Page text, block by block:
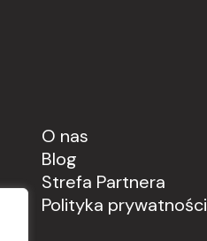
O nas
Blog
Strefa Partnera
Polityka prywatności